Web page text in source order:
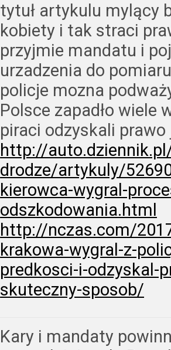
tytuł artykulu mylący
kobiety i tak straci
przyjmie mandatu i
urzadzenia do
policje mozna
Polsce zapadło wiele
piraci odzyskali prawo
http://
drodze/artykuly/
kierowca-wygral-
odszkodowania.html
http://nczas.com/
krakowa-wygral-z-
predkosci-i-odzyskal-
skuteczny-sposob/
Kary i mandaty